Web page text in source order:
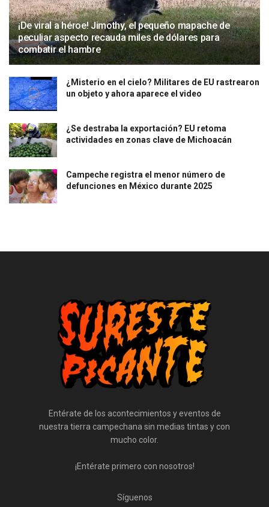
¡De viral a héroe! Jimothy, el pequeño mapache de
peculiar aspecto recauda miles de dólares para
combatir el hambre
¿Misterio en el cielo? Militares de EU rastrearon
un objeto y ahora aparece el video
¿Se destraba la exportación? EU retoma
actividades en zonas clave de Michoacán
Campeche registra el menor número de
defunciones en México durante 2025
Entérate de los acontecimientos y eventos de
nuestra tierra campechana sin medias tintas y con
mucho color.
¡Entérate primero con nosotros!
Síguenos